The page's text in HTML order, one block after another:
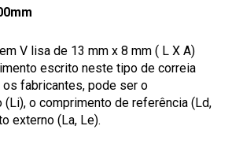
V lisa de 13 mm x 8 mm ( L X A)
escrito neste tipo de correia
fabricantes, pode ser o
o comprimento de referência (Ld,
externo (La, Le).